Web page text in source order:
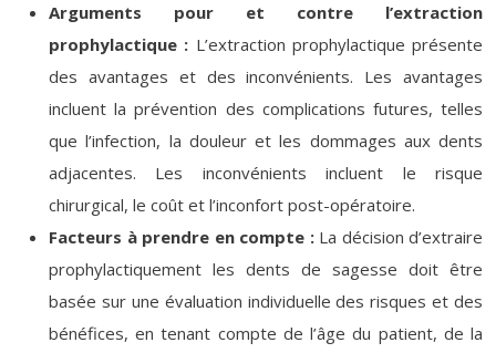
Arguments pour et contre l’extraction
prophylactique : L’extraction prophylactique présente
des avantages et des inconvénients. Les avantages
incluent la prévention des complications futures, telles
que l’infection, la douleur et les dommages aux dents
adjacentes. Les inconvénients incluent le risque
chirurgical, le coût et l’inconfort post-opératoire.
Facteurs à prendre en compte : La décision d’extraire
prophylactiquement les dents de sagesse doit être
basée sur une évaluation individuelle des risques et des
bénéfices, en tenant compte de l’âge du patient, de la